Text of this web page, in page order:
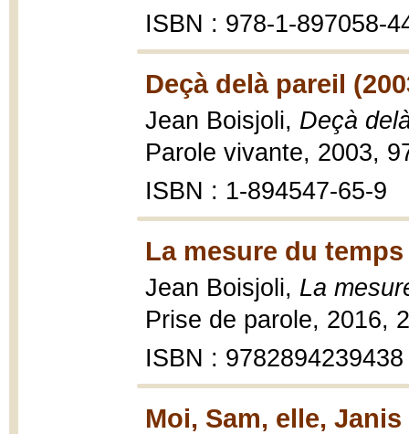
ISBN : 978-1-897058-
Deçà delà pareil
Jean Boisjoli, Deçà
Parole vivante, 2003,
ISBN : 1-894547-65-9
La mesure du temps
Jean Boisjoli, La
Prise de parole, 2016,
ISBN : 9782894239438
Moi, Sam, elle, Janis